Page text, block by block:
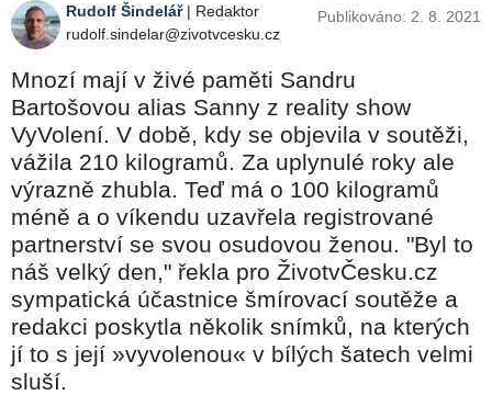
Rudolf Šindelář| Redaktor
rudolf.sindelar@zivotvcesku.cz
Publikováno: 2. 8. 2021
Mnozí mají v živé paměti Sandru
Bartošovou alias Sanny z reality show
VyVolení. V době, kdy se objevila v soutěži,
vážila 210 kilogramů. Za uplynulé roky ale
výrazně zhubla. Teď má o 100 kilogramů
méně a o víkendu uzavřela registrované
partnerství se svou osudovou ženou. "Byl to
náš velký den," řekla pro ŽivotvČesku.cz
sympatická účastnice šmírovací soutěže a
redakci poskytla několik snímků, na kterých
jí to s její »vyvolenou« v bílých šatech velmi
sluší.